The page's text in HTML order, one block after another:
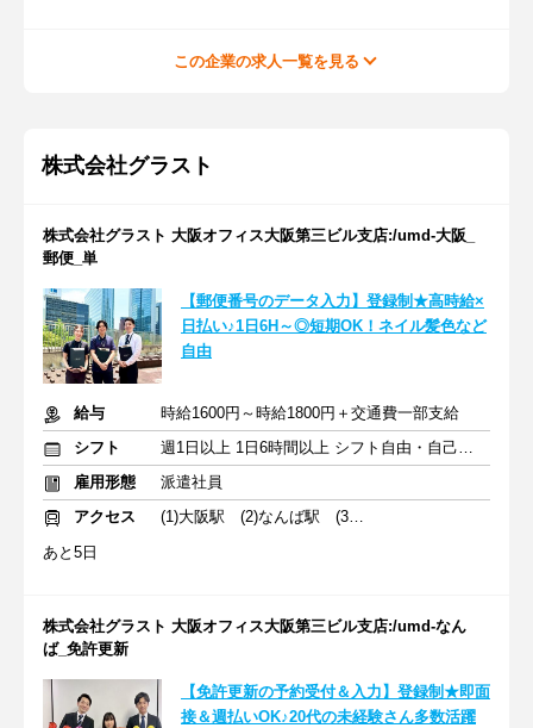
この企業の求人一覧を見る
株式会社グラスト
株式会社グラスト 大阪オフィス大阪第三ビル支店:/umd-大阪_
郵便_単
【郵便番号のデータ入力】登録制★高時給×
日払い♪1日6H～◎短期OK！ネイル髪色など
自由
給与
時給1600円～時給1800円＋交通費一部支給
シフト
週1日以上 1日6時間以上 シフト自由・自己申告
雇用形態
派遣社員
アクセス
(1)大阪駅 (2)なんば駅 (3)神戸三宮駅
あと5日
株式会社グラスト 大阪オフィス大阪第三ビル支店:/umd-なん
ば_免許更新
【免許更新の予約受付＆入力】登録制★即面
接＆週払いOK♪20代の未経験さん多数活躍